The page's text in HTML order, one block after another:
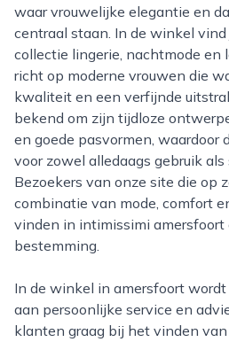
waar vrouwelijke elegantie en
centraal staan. In de winkel
collectie lingerie, nachtmode en
richt op moderne vrouwen die
kwaliteit en een verfijnde
bekend om zijn tijdloze
en goede pasvormen, waardoor
voor zowel alledaags gebruik
Bezoekers van onze site die op
combinatie van mode, comfort
vinden in intimissimi
bestemming.
In de winkel in amersfoort wordt veel aandacht besteed
aan persoonlijke service en
klanten graag bij het vinden